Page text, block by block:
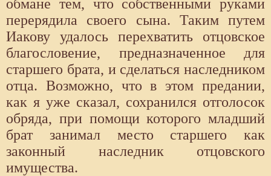
обмане тем, что собственными руками
перерядила своего сына. Таким путем
Иакову удалось перехватить отцовское
благословение, предназначенное для
старшего брата, и сделаться наследником
отца. Возможно, что в этом предании,
как я уже сказал, сохранился отголосок
обряда, при помощи которого младший
брат занимал место старшего как
законный наследник отцовского
имущества.